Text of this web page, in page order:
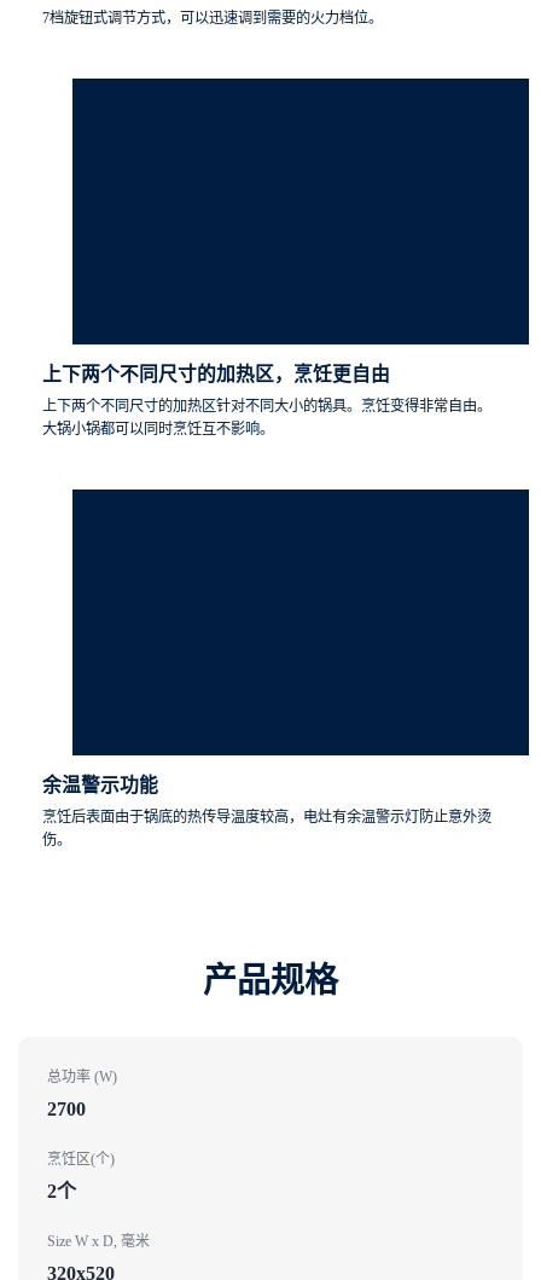
7档旋钮式调节方式，可以迅速调到需要的火力档位。
上下两个不同尺寸的加热区，烹饪更自由
上下两个不同尺寸的加热区针对不同大小的锅具。烹饪变得非常自由。
大锅小锅都可以同时烹饪互不影响。
余温警示功能
烹饪后表面由于锅底的热传导温度较高，电灶有余温警示灯防止意外烫
伤。
产品规格​
总功率 (W)
2700
烹饪区(个)
2个
Size W x D, 毫米
320x520